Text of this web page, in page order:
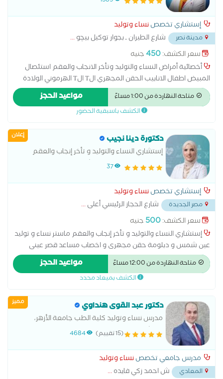
إستشاري تخصصنساء وتوليد
مدينة نصر شارع الطيران ـ بجوار توكيل بيچو...
سعر الكشف:450جنيه
أخصائية أمراض النساء والتوليد وتأخر الانجاب والعقم استئصال
المبيض اطفال الانابيب الحقن المجهري الT الT الهرموني الولادة
الطبيعية الولادة القيصرية تحليل بطانة الرحم ربط قناة فالوب رعاية
ما قبل الولادة وبعدها سونار سونار ثلاثي الابعاد سونار رباعي الابعاد
عمليات تجميل المهبل عملية استئصال الرحم بالمنظار
متاحة النهاردة من 1:00 مساءً مواعيد الحجز
الكشف باسبقية الحضور
إعلان دكتورة دينا نجيب
إستشاري النساء والتوليد و تأخر إنجاب والعقم
ماستر نساء و توليد عين شمس و دبلومة حقن
37
إستشاري تخصصنساء وتوليد
مصر الجديدة شارع الحجاز الرئيسي أعلى...
سعر الكشف:500 جنيه
إستشاري النساء والتوليد و تأخر إنجاب والعقم ماستر نساء و توليد
عين شمس و دبلومة حقن مجهرى و اخصاب مساعد قصر عينى
استئصال المبيض اطفال الانابيب الحقن المجهري الولادة الطبيعية
الولادة القيصرية تحليل بطانة الرحم رعاية ما قبل الولادة وبعدها
سونار سونار ثلاثي الابعاد سونار رباعي الابعاد عمليات تجميل المهبل
متاحة النهاردة من 12:00 مساءً مواعيد الحجز
الكشف بميعاد محدد
مميز دكتور عبد القوى هنداوي
مدرس نساء وتوليد كلية الطب جامعة الأزهر،
استشاري الحقن المجهري وطب الجنين
(15 تقييم) 4684
مدرس جامعي تخصصنساء وتوليد
المعادي ش احمد زكي فايده...